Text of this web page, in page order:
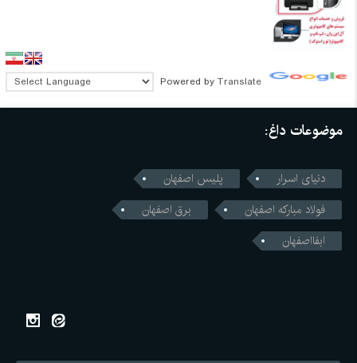
Powered by Translate
موضوعات داغ:
دنیای اسرار
پلیس اصفهان
فولاد مبارکه اصفهان
برق اصفهان
ابفااصفهان